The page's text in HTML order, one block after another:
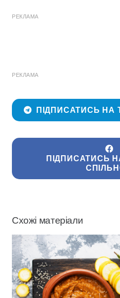
РЕКЛАМА
РЕКЛАМА
ПІДПИСАТИСЬ НА
ПІДПИСАТИСЬ
Схожі матеріали